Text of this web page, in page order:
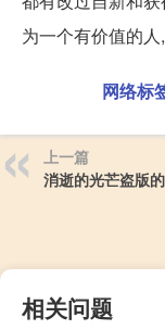
为一个有价值的人
网络标
上一篇
消逝的光芒盗版
相关问题